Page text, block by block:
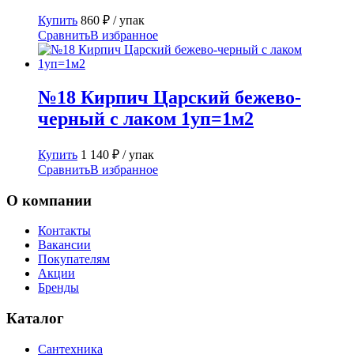
Купить 860 ₽ / упак
СравнитьВ избранное
№18 Кирпич Царский бежево-
черный с лаком 1уп=1м2
Купить 1 140 ₽ / упак
СравнитьВ избранное
О компании
Контакты
Вакансии
Покупателям
Акции
Бренды
Каталог
Сантехника